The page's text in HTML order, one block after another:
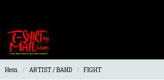
Hem ARTIST / BAND FIGHT